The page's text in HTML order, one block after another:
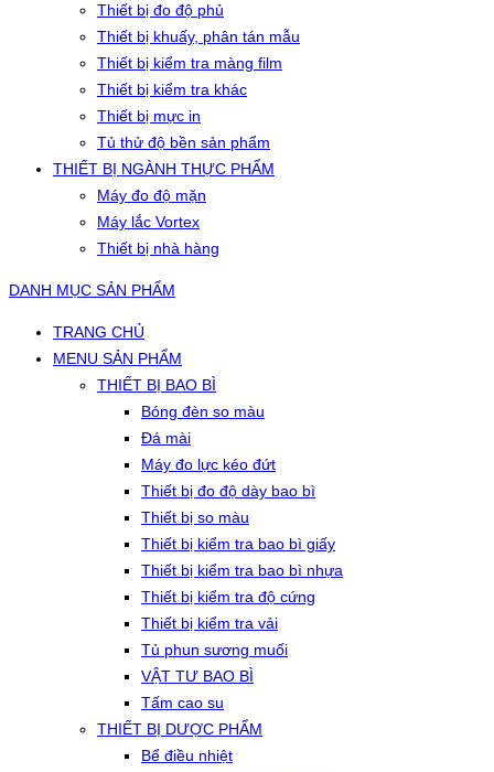
Thiết bị đo độ phủ
Thiết bị khuấy, phân tán mẫu
Thiết bị kiểm tra màng film
Thiết bị kiểm tra khác
Thiết bị mực in
Tủ thử độ bền sản phẩm
THIẾT BỊ NGÀNH THỰC PHẨM
Máy đo độ mặn
Máy lắc Vortex
Thiết bị nhà hàng
DANH MỤC SẢN PHẨM
TRANG CHỦ
MENU SẢN PHẨM
THIẾT BỊ BAO BÌ
Bóng đèn so màu
Đá mài
Máy đo lực kéo đứt
Thiết bị đo độ dày bao bì
Thiết bị so màu
Thiết bị kiểm tra bao bì giấy
Thiết bị kiểm tra bao bì nhựa
Thiết bị kiểm tra độ cứng
Thiết bị kiểm tra vải
Tủ phun sương muối
VẬT TƯ BAO BÌ
Tấm cao su
THIẾT BỊ DƯỢC PHẨM
Bể điều nhiệt